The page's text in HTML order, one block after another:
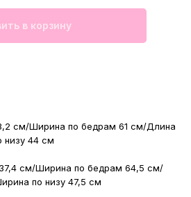
в корзину
см/Ширина по бедрам 61 см/Длина
низу 44 см
см/Ширина по бедрам 64,5 см/
по низу 47,5 см